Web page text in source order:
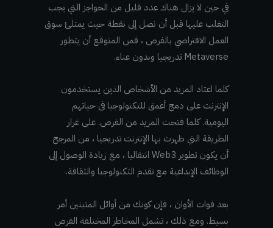
في حين لا يزال هناك عدد قليل من الحواجز التي يجب
التغلب عليها قبل أن نصل إلى نقطة حيث يمتلئ سوق
العمل الافتراضي بالفرص ، فمن المتوقع أن يتطور
Metaverse تدريجيا وبدون عناء.
كلما اعتاد المزيد من الأشخاص الذين يستخدمون
الإنترنت على دمج أعمق للتكنولوجيا في حياتهم
اليومية. كلما فتحت المزيد من الفرص. على غرار
الطريقة التي ظهرت بها الإنترنت تدريجيا ، من المرجح
أن يكون تطوير Web3 انتقاليا ، مع زيادة الوصول إلى
الوظائف الإبداعية مع تقدم التكنولوجيا والثقافة.
بعد فوات الأوان ، فإن كونك من أوائل المتبنين أمر
بسيط. ومع ذلك ، تشمل المخاطر المختلفة الفرص